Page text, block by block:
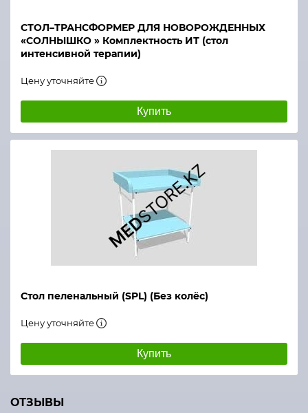
СТОЛ–ТРАНСФОРМЕР ДЛЯ НОВОРОЖДЕННЫХ
«СОЛНЫШКО » Комплектность ИТ (стол
интенсивной терапии)
Цену уточняйте
Купить
Стол пеленальный (SPL) (Без колёс)
Цену уточняйте
Купить
ОТЗЫВЫ